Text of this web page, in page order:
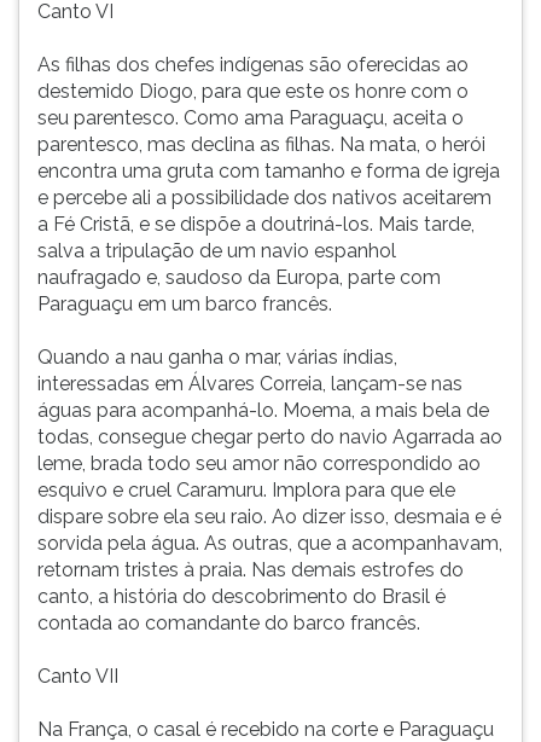
Canto VI
As filhas dos chefes indígenas são oferecidas ao
destemido Diogo, para que este os honre com o
seu parentesco. Como ama Paraguaçu, aceita o
parentesco, mas declina as filhas. Na mata, o herói
encontra uma gruta com tamanho e forma de igreja
e percebe ali a possibilidade dos nativos aceitarem
a Fé Cristã, e se dispõe a doutriná-los. Mais tarde,
salva a tripulação de um navio espanhol
naufragado e, saudoso da Europa, parte com
Paraguaçu em um barco francês.
Quando a nau ganha o mar, várias índias,
interessadas em Álvares Correia, lançam-se nas
águas para acompanhá-lo. Moema, a mais bela de
todas, consegue chegar perto do navio Agarrada ao
leme, brada todo seu amor não correspondido ao
esquivo e cruel Caramuru. Implora para que ele
dispare sobre ela seu raio. Ao dizer isso, desmaia e é
sorvida pela água. As outras, que a acompanhavam,
retornam tristes à praia. Nas demais estrofes do
canto, a história do descobrimento do Brasil é
contada ao comandante do barco francês.
Canto VII
Na França, o casal é recebido na corte e Paraguaçu